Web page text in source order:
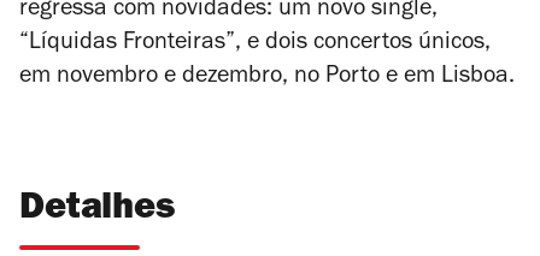
regressa com novidades: um novo single,
“Líquidas Fronteiras”, e dois concertos únicos,
em novembro e dezembro, no Porto e em Lisboa.
Detalhes